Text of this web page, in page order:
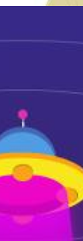
电动密集架
2400*900*560mm